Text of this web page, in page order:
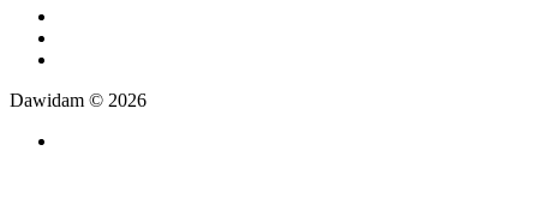
Dawidam © 2026